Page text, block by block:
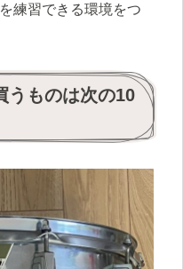
練習できる環境をつ
うものは次の10